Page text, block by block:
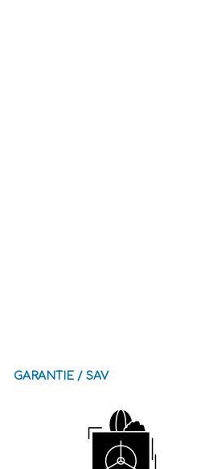
GARANTIE / SAV